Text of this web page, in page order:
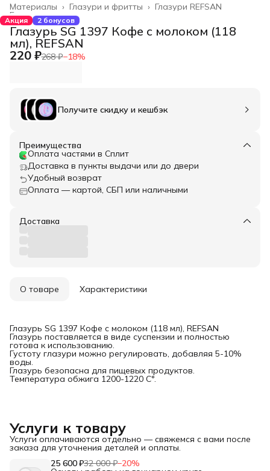
Глазури REFSAN
Глазури и фритты ›
Материалы ›
Главная ›
Акция 2 бонусов
Глазурь SG 1397 Кофе с молоком (118
мл), REFSAN
220 ₽268 ₽−18%
Получите скидку и кешбэк
Преимущества
Оплата частями в Сплит
Доставка в пункты выдачи или до двери
Удобный возврат
Оплата — картой, СБП или наличными
Доставка
О товаре Характеристики
Глазурь SG 1397 Кофе с молоком (118 мл), REFSAN
Глазурь поставляется в виде суспензии и полностью
готова к использованию.
Густоту глазури можно регулировать, добавляя 5-10%
воды.
Глазурь безопасна для пищевых продуктов.
Температура обжига 1200-1220 С°.
Услуги к товару
Услуги оплачиваются отдельно — свяжемся с вами после
заказа для уточнения деталей и оплаты.
25 600 ₽32 000 ₽−20%